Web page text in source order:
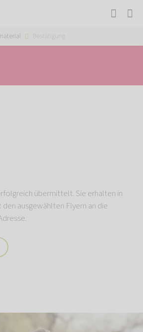
Bestätigung
übermittelt. Sie erhalten in
den ausgewählten Flyern an die